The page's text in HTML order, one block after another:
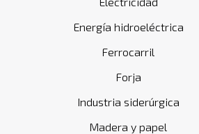
Energía hidroeléctrica
Ferrocarril
Forja
Industria siderúrgica
Madera y papel